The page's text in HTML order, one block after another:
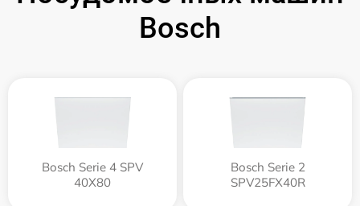
Bosch
Bosch Serie 4 SPV
40X80
Bosch Serie 2
SPV25FX40R